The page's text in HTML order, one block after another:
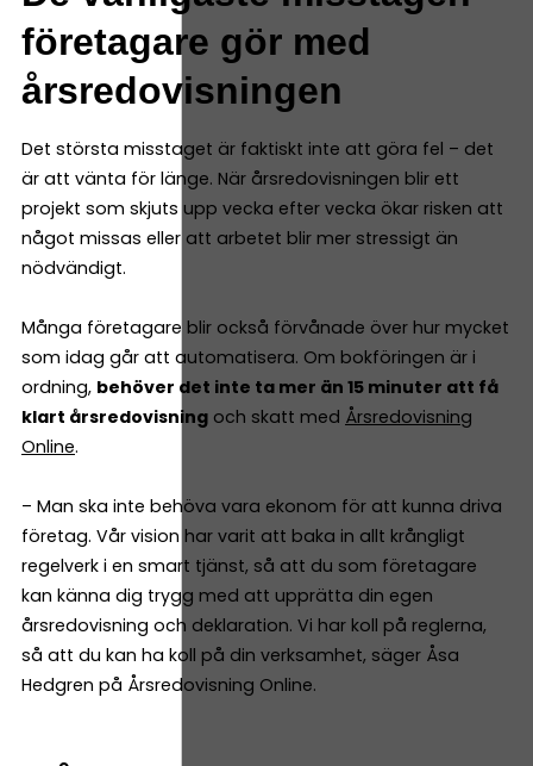
företagare gör med
årsredovisningen
Det största misstaget är faktiskt inte att göra fel – det
är att vänta för länge. När årsredovisningen blir ett
projekt som skjuts upp vecka efter vecka ökar risken att
något missas eller att arbetet blir mer stressigt än
nödvändigt.
Många företagare blir också förvånade över hur mycket
som idag går att automatisera. Om bokföringen är i
ordning, behöver det inte ta mer än 15 minuter att få
klart årsredovisning och skatt med Årsredovisning
Online.
– Man ska inte behöva vara ekonom för att kunna driva
företag. Vår vision har varit att baka in allt krångligt
regelverk i en smart tjänst, så att du som företagare
kan känna dig trygg med att upprätta din egen
årsredovisning och deklaration. Vi har koll på reglerna,
så att du kan ha koll på din verksamhet, säger Åsa
Hedgren på Årsredovisning Online.